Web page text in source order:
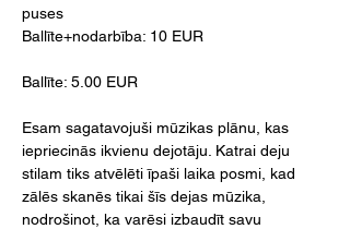
puses
Ballīte+nodarbība: 10 EUR
Ballīte: 5.00 EUR
Esam sagatavojuši mūzikas plānu, kas
iepriecinās ikvienu dejotāju. Katrai deju
stilam tiks atvēlēti īpaši laika posmi, kad
zālēs skanēs tikai šīs dejas mūzika,
nodrošinot, ka varēsi izbaudīt savu